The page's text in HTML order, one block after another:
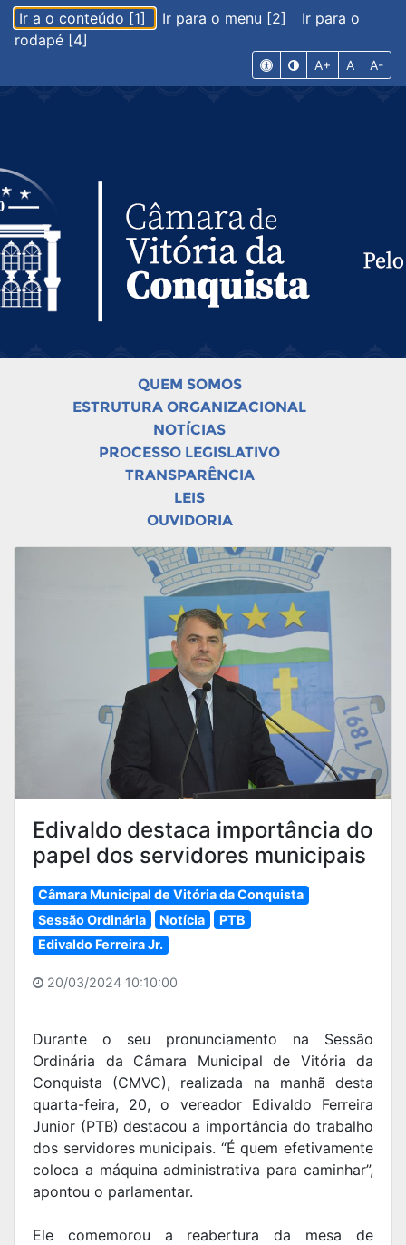
Ir a o conteúdo [1] Ir para o menu [2]
Ir para o
rodapé [4]
A+ A A-
QUEM SOMOS
ESTRUTURA ORGANIZACIONAL
NOTÍCIAS
PROCESSO LEGISLATIVO
TRANSPARÊNCIA
LEIS
OUVIDORIA
Edivaldo destaca importância do
papel dos servidores municipais
Câmara Municipal de Vitória da Conquista
Sessão Ordinária
Notícia
PTB
Edivaldo Ferreira Jr.
20/03/2024 10:10:00
Durante o seu pronunciamento na Sessão
Ordinária da Câmara Municipal de Vitória da
Conquista (CMVC), realizada na manhã desta
quarta-feira, 20, o vereador Edivaldo Ferreira
Junior (PTB) destacou a importância do trabalho
dos servidores municipais. “É quem efetivamente
coloca a máquina administrativa para caminhar”,
apontou o parlamentar.
Ele comemorou a reabertura da mesa de